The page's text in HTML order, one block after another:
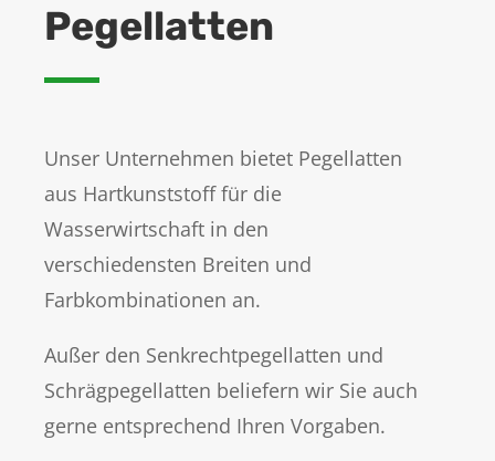
Pegellatten
Unser Unternehmen bietet Pegellatten
aus Hartkunststoff für die
Wasserwirtschaft in den
verschiedensten Breiten und
Farbkombinationen an.
Außer den Senkrechtpegellatten und
Schrägpegellatten beliefern wir Sie auch
gerne entsprechend Ihren Vorgaben.